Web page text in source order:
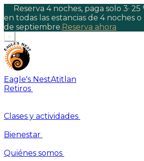
Reserva 4 noches, paga solo 3· 25
en todas las estancias de 4 noches o
de septiembre.Reserva ahora
×
Eagle's NestAtitlan
Retiros
Clases y actividades
Bienestar
Quiénes somos